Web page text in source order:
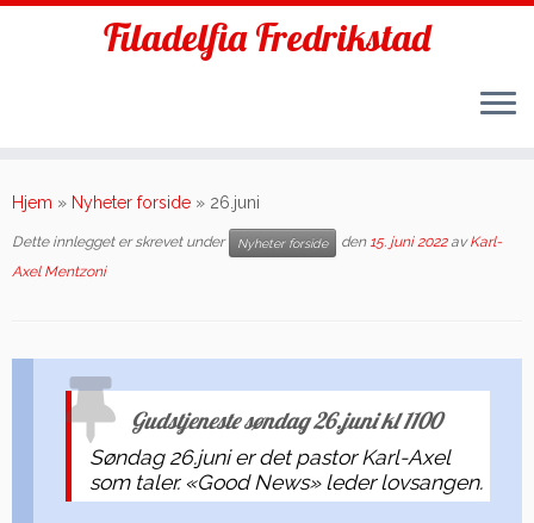
to
Filadelfia Fredrikstad
Hjem » Nyheter forside » 26.juni
Dette innlegget er skrevet under Nyheter forside den 15. juni 2022 avKarl-
Axel Mentzoni
Gudstjeneste søndag 26.juni kl 1100
Søndag 26.juni er det pastor Karl-Axel
som taler. «Good News» leder lovsangen.